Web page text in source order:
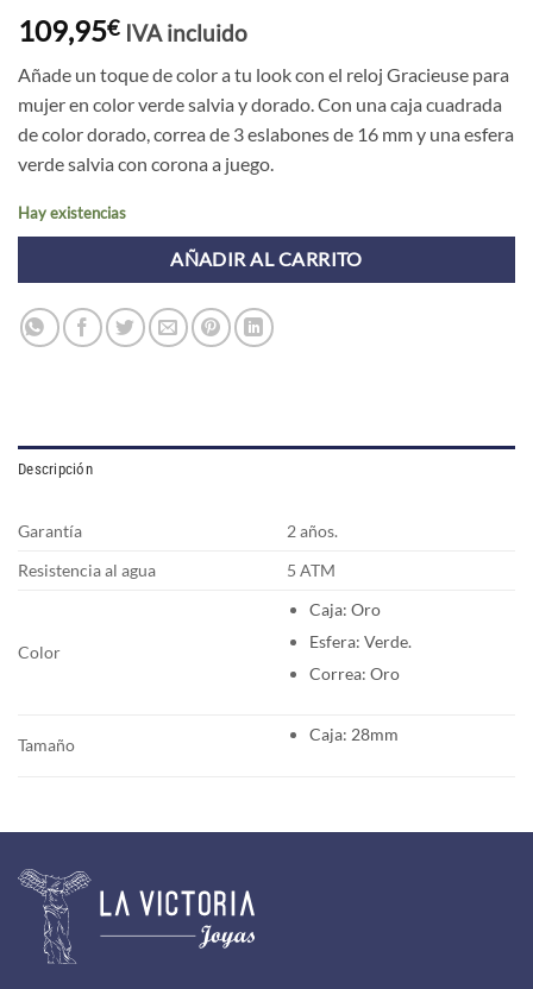
109,95€ IVA incluido
Añade un toque de color a tu look con el reloj Gracieuse para
mujer en color verde salvia y dorado. Con una caja cuadrada
de color dorado, correa de 3 eslabones de 16 mm y una esfera
verde salvia con corona a juego.
Hay existencias
AÑADIR AL CARRITO
Descripción
Garantía
2 años.
Resistencia al agua
5 ATM
Color
Caja: Oro
Esfera: Verde.
Correa: Oro
Tamaño
Caja: 28mm